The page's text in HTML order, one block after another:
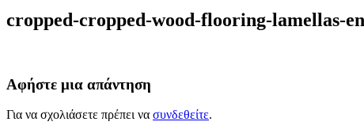
cropped-cropped-wood-flooring-lamellas-
Αφήστε μια απάντηση
Για να σχολιάσετε πρέπει να συνδεθείτε.